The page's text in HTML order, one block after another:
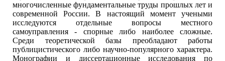
многочисленные фундаментальные труды прошлых лет и
современной России. В настоящий момент учеными
исследуются отдельные вопросы местного
самоуправления - спорные либо наиболее сложные.
Среди теоретической базы преобладают работы
публицистического либо научно-популярного характера.
Монографии и диссертационные исследования по